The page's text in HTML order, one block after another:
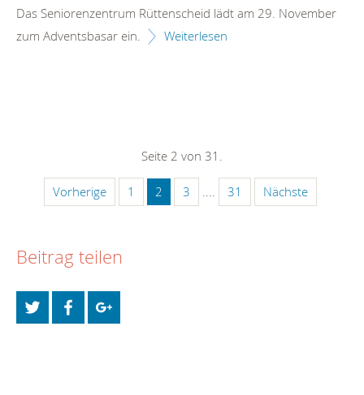
Das Seniorenzentrum Rüttenscheid lädt am 29. November
zum Adventsbasar ein.
Weiterlesen
Seite 2 von 31.
Vorherige 1 2 3 .... 31 Nächste
Beitrag teilen